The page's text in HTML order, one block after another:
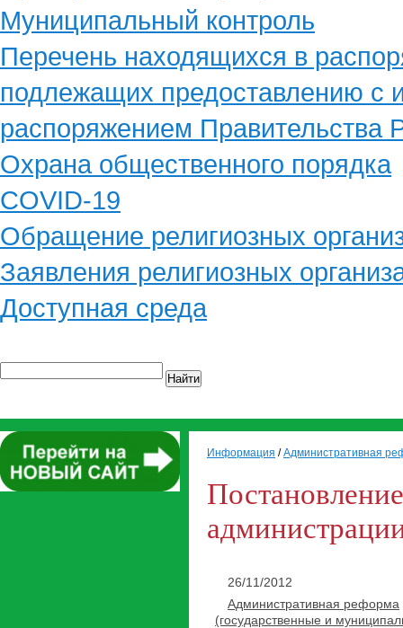
Муниципальный контроль
Перечень находящихся в
подлежащих предоставлению с
распоряжением
Охрана общественного порядка
COVID-19
Обращение религиозных
Заявления религиозных
Доступная среда
Найти
Информация /Административная
26/11/2012
Административная реформа
(государственные и